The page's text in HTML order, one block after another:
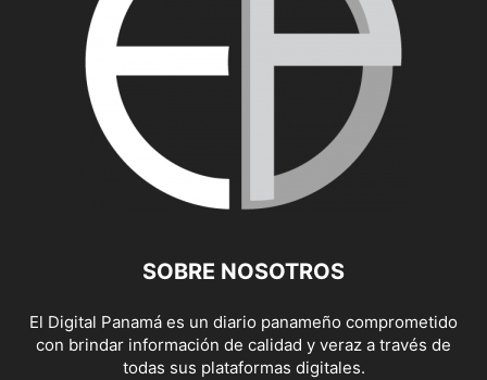
SOBRE NOSOTROS
El Digital Panamá es un diario panameño comprometido
con brindar información de calidad y veraz a través de
todas sus plataformas digitales.